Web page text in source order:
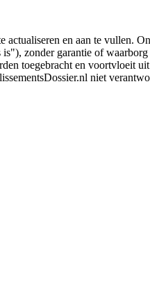
en aan te vullen.
zonder garantie of
toegebracht en voortvloeit
niet